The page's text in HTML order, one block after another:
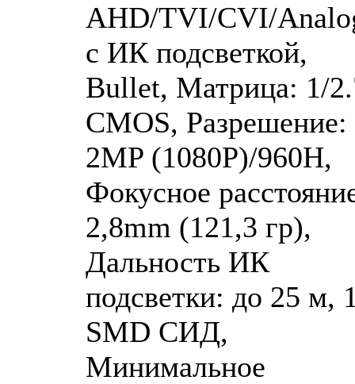
AHD/TVI/CVI/
с ИК подсветкой,
Bullet, Матрица: 1/
CMOS, Разрешение:
2MP (1080P)/960H,
Фокусное
2,8mm (121,3 гр),
Дальность ИК
подсветки: до 25 м,
SMD СИД,
Минимальное